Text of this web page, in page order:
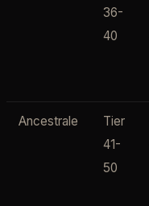
36-
40
Ancestrale
Tier
41-
50